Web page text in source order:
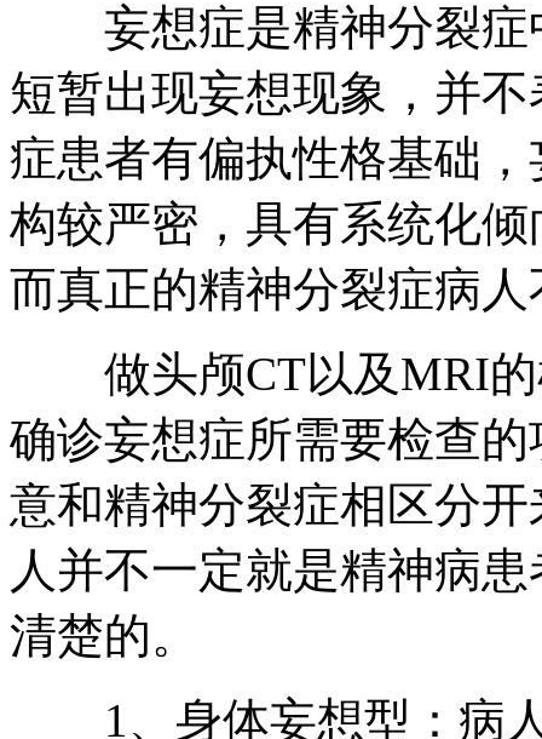
妄想症是精神分裂症
短暂出现妄想现象，并
症患者有偏执性格基础
构较严密，具有系统化
而真正的精神分裂症病
做头颅CT以及MRI的
确诊妄想症所需要检查
意和精神分裂症相区分
人并不一定就是精神病
清楚的。
1、身体妄想型：病人